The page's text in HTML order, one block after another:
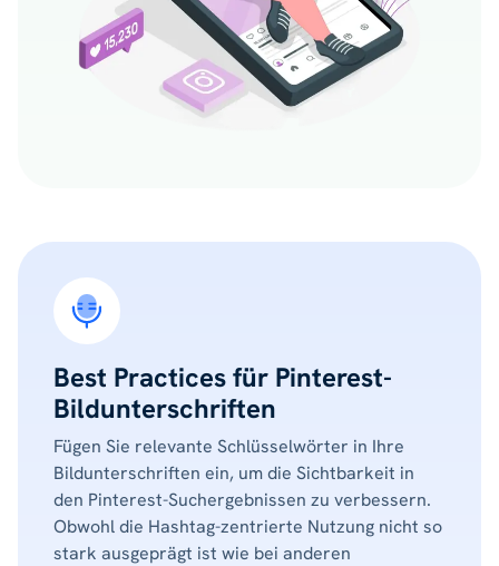
Best Practices für Pinterest-
Bildunterschriften
Fügen Sie relevante Schlüsselwörter in Ihre
Bildunterschriften ein, um die Sichtbarkeit in
den Pinterest-Suchergebnissen zu verbessern.
Obwohl die Hashtag-zentrierte Nutzung nicht so
stark ausgeprägt ist wie bei anderen